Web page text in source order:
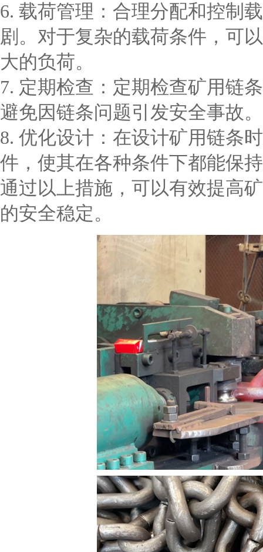
6. 载荷管理：合理分配和控制
剧。对于复杂的载荷条件，可
大的负荷。
7. 定期检查：定期检查矿用链
避免因链条问题引发安全事故。
8. 优化设计：在设计矿用链条
件，使其在各种条件下都能保
通过以上措施，可以有效提高
的安全稳定。